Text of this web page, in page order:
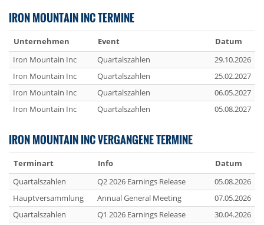
IRON MOUNTAIN INC TERMINE
Unternehmen Event
Datum
Iron Mountain Inc
Quartalszahlen
29.10.2026
Iron Mountain Inc
Quartalszahlen
25.02.2027
Iron Mountain Inc
Quartalszahlen
06.05.2027
Iron Mountain Inc
Quartalszahlen 05.08.2027
IRON MOUNTAIN INC VERGANGENE TERMINE
Terminart Info
Datum
Quartalszahlen
Q2 2026 Earnings Release
05.08.2026
Hauptversammlung
Annual General Meeting
07.05.2026
Quartalszahlen
Q1 2026 Earnings Release
30.04.2026